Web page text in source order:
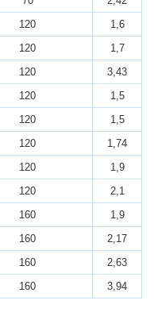
120
1,6
120
1,7
120
3,43
120
1,5
120
1,5
120
1,74
120
1,9
120
2,1
160
1,9
160
2,17
160
2,63
160 3,94